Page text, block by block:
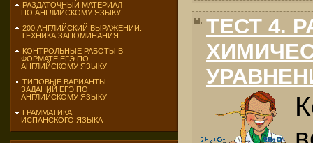
РАЗДАТОЧНЫЙ МАТЕРИАЛ
ПО АНГЛИЙСКОМУ ЯЗЫКУ
200 АНГЛИЙСКИЙ ВЫРАЖЕНИЙ.
ТЕХНИКА ЗАПОМИНАНИЯ
КОНТРОЛЬНЫЕ РАБОТЫ В
ФОРМАТЕ ЕГЭ ПО
АНГЛИЙСКОМУ ЯЗЫКУ
ТИПОВЫЕ ВАРИАНТЫ
ЗАДАНИЙ ЕГЭ ПО
АНГЛИЙСКОМУ ЯЗЫКУ
ГРАММАТИКА
ИСПАНСКОГО ЯЗЫКА
ТЕСТ 4.